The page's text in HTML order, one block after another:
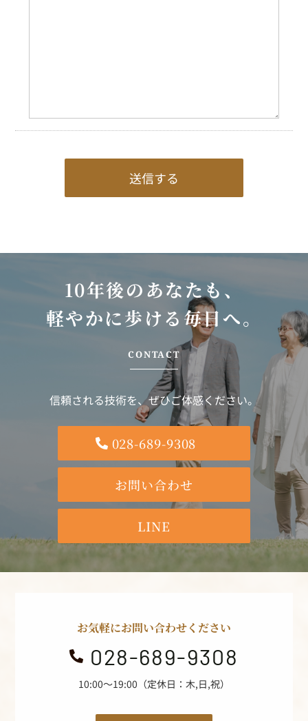
10年後のあなたも、
軽やかに歩ける毎日へ。
CONTACT
信頼される技術を、ぜひご体感ください。
028-689-9308
お問い合わせ
LINE
お気軽にお問い合わせください
 028-689-9308
10:00～19:00（定休日：木,日,祝）